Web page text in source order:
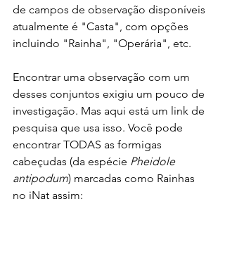
de campos de observação disponíveis
atualmente é "Casta", com opções
incluindo "Rainha", "Operária", etc.
Encontrar uma observação com um
desses conjuntos exigiu um pouco de
investigação. Mas aqui está um link de
pesquisa que usa isso. Você pode
encontrar TODAS as formigas
cabeçudas (da espécie Pheidole
antipodum) marcadas como Rainhas
no iNat assim: